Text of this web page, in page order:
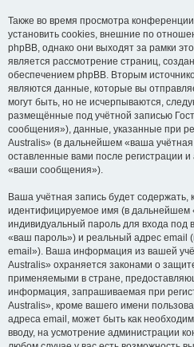
Также во время просмотра
установить cookies, внешние по
phpBB, однако они выходят за рамки
является рассмотрение страниц,
обеспечением phpBB. Вторым
являются данные, которые вы
могут быть, но не исчерпываются,
размещённые под учётной записью
сообщения»), данные, указанные при
Australis» (в дальнейшем «ваша
оставленные вами после регистрации
«ваши сообщения»).
Ваша учётная запись будет содержать,
идентифицируемое имя (в дальнейшем
индивидуальный пароль для входа под
«ваш пароль») и реальный адрес email
email»). Ваша информация из вашей
Australis» охраняется законами о
применяемыми в стране,
информация, запрашиваемая при
Australis», кроме вашего имени
адреса email, может быть как
вводу, на усмотрение администрации